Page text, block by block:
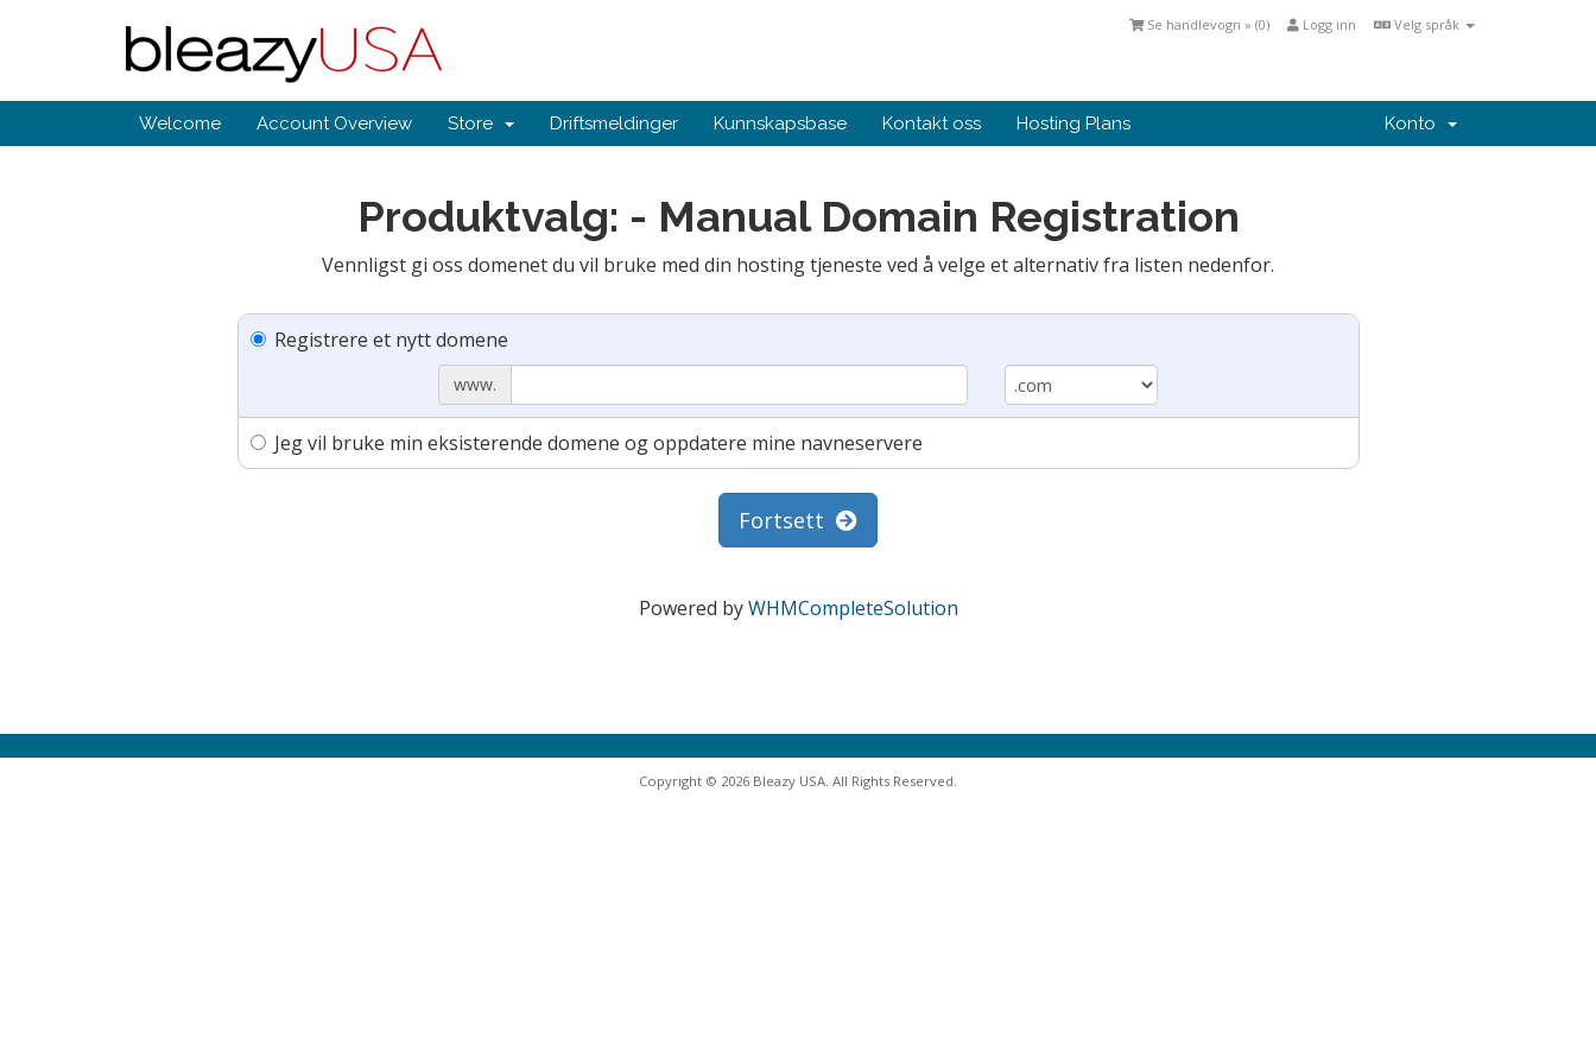
Velg språk
Logg inn
Se handlevogn » (0)
Welcome Account Overview Store Driftsmeldinger Kunnskapsbase Kontakt oss Hosting Plans Konto
Produktvalg: - Manual Domain Registration
Vennligst gi oss domenet du vil bruke med din hosting tjeneste ved å velge et alternativ fra listen nedenfor.
Registrere et nytt domene
www.
Jeg vil bruke min eksisterende domene og oppdatere mine navneservere
Fortsett
Powered byWHMCompleteSolution
Copyright © 2026 Bleazy USA. All Rights Reserved.